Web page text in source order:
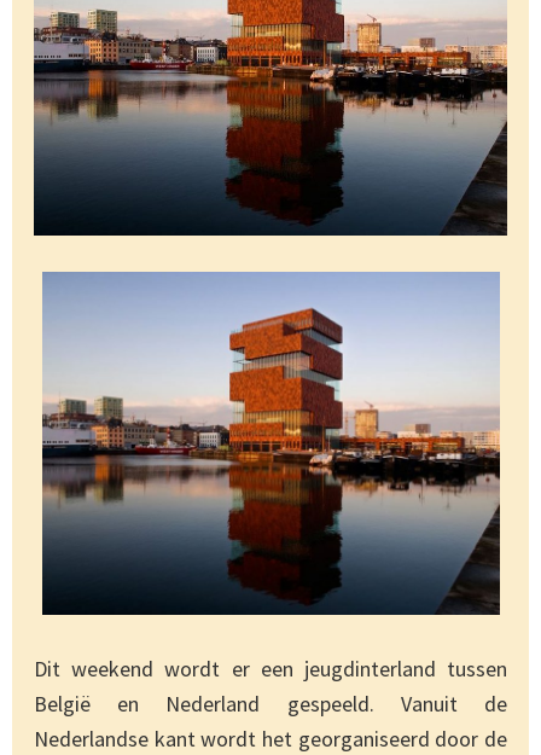
Dit weekend wordt er een jeugdinterland tussen
België en Nederland gespeeld. Vanuit de
Nederlandse kant wordt het georganiseerd door de